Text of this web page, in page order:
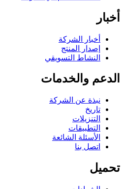
أخبار
أخبار الشركة
إصدار المنتج
النشاط التسويقي
الدعم والخدمات
نبذة عن الشركة
تاريخ
التنزيلات
التطبيقات
الأسئلة الشائعة
اتصل بنا
تحميل